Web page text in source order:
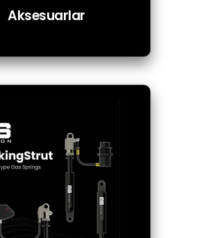
Aksesuarlar